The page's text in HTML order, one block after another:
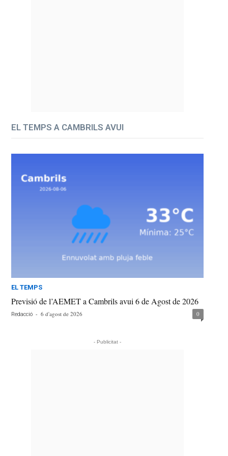
EL TEMPS A CAMBRILS AVUI
EL TEMPS
Previsió de l’AEMET a Cambrils avui 6 de Agost de 2026
Redacció - 6 d'agost de 2026 0
- Publicitat -